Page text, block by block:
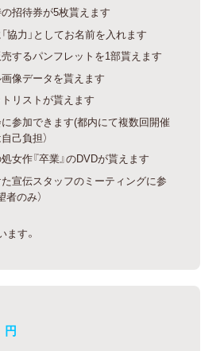
招待券が5枚貰えます
協力」としてお名前を入れます
するパンフレットを1部貰えます
像データを貰えます
リストが貰えます
参加できます(都内にて複数回開催
己負担）
女作『卒業』のDVDが貰えます
宣伝スタッフのミーティングに参
者のみ）
す。
円